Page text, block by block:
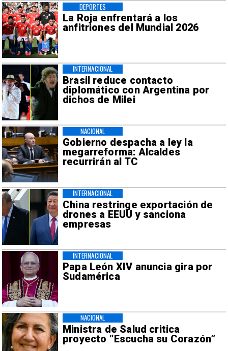
La Roja enfrentará a los
anfitriones del Mundial 2026
DEPORTES
Brasil reduce contacto
diplomático con Argentina por
dichos de Milei
INTERNACIONAL
Gobierno despacha a ley la
megarreforma: Alcaldes
recurrirán al TC
NACIONAL
China restringe exportación de
drones a EEUU y sanciona
empresas
INTERNACIONAL
Papa León XIV anuncia gira por
Sudamérica
INTERNACIONAL
Ministra de Salud critica
proyecto “Escucha su Corazón”
NACIONAL